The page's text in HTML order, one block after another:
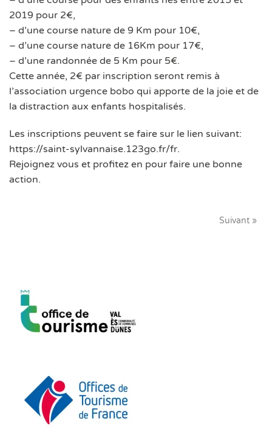
2019 pour 2€,
– d’une course nature de 9 Km pour 10€,
– d’une course nature de 16Km pour 17€,
– d’une randonnée de 5 Km pour 5€.
Cette année, 2€ par inscription seront remis à
l’association urgence bobo qui apporte de la joie et de
la distraction aux enfants hospitalisés.
Les inscriptions peuvent se faire sur le lien suivant:
https://saint-sylvannaise.123go.fr/fr.
Rejoignez vous et profitez en pour faire une bonne
action.
Suivant »